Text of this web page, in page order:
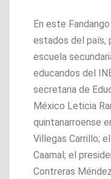
En este
estados del país,
escuela
educandos del
secretaria de
México Leticia
quintanarroense
Villegas Carrillo;
Caamal; el
Contreras